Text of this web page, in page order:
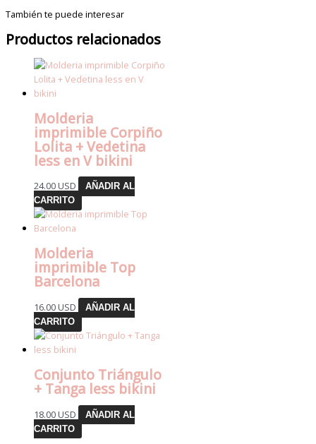
También te puede interesar
Productos relacionados
Molderia
imprimible Corpiño
Lolita + Vedetina
less en V bikini
24.00 USD
AÑADIR AL
CARRITO
Molderia
imprimible Top
Barcelona
16.00 USD
AÑADIR AL
CARRITO
Conjunto Triángulo
+ Tanga less bikini
18.00 USD
AÑADIR AL
CARRITO